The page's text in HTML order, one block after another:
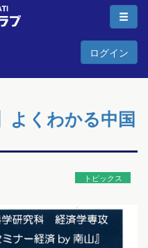
ログイン
よくわかる中国
トピックス